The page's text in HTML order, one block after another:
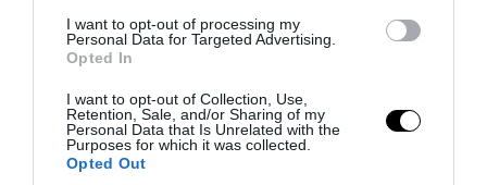
I want to opt-out of processing my
Personal Data for Targeted Advertising.
Opted In
I want to opt-out of Collection, Use,
Retention, Sale, and/or Sharing of my
Personal Data that Is Unrelated with the
Purposes for which it was collected.
Opted Out
PRONEWS.GR /ΔΙΕΘΝΗΣ ΠΟΛΙΤΙΚΗ
Ν.Τραμπ: «Αν επικρατήσουν οι
Δημοκρατικοί μπορεί να είμαι ο